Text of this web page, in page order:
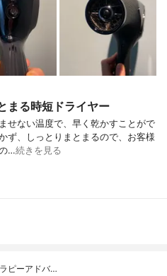
まる時短ドライヤー
せない温度で、早く乾かすことがで
ず、しっとりまとまるので、お客様
…続きを見る
ピーアドバ…